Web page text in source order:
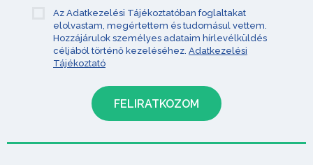
Az Adatkezelési Tájékoztatóban foglaltakat
elolvastam, megértettem és tudomásul vettem.
Hozzájárulok személyes adataim hírlevélküldés
céljából történő kezeléséhez. Adatkezelési
Tájékoztató